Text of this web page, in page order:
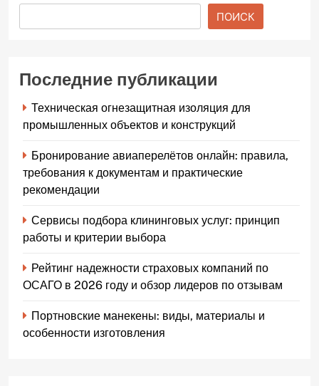
ПОИСК
Последние публикации
Техническая огнезащитная изоляция для
промышленных объектов и конструкций
Бронирование авиаперелётов онлайн: правила,
требования к документам и практические
рекомендации
Сервисы подбора клининговых услуг: принцип
работы и критерии выбора
Рейтинг надежности страховых компаний по
ОСАГО в 2026 году и обзор лидеров по отзывам
Портновские манекены: виды, материалы и
особенности изготовления